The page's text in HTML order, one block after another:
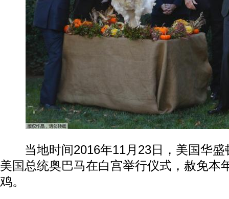
当地时间2016年11月23日，美国华盛
美国总统奥巴马在白宫举行仪式，赦免本
鸡。